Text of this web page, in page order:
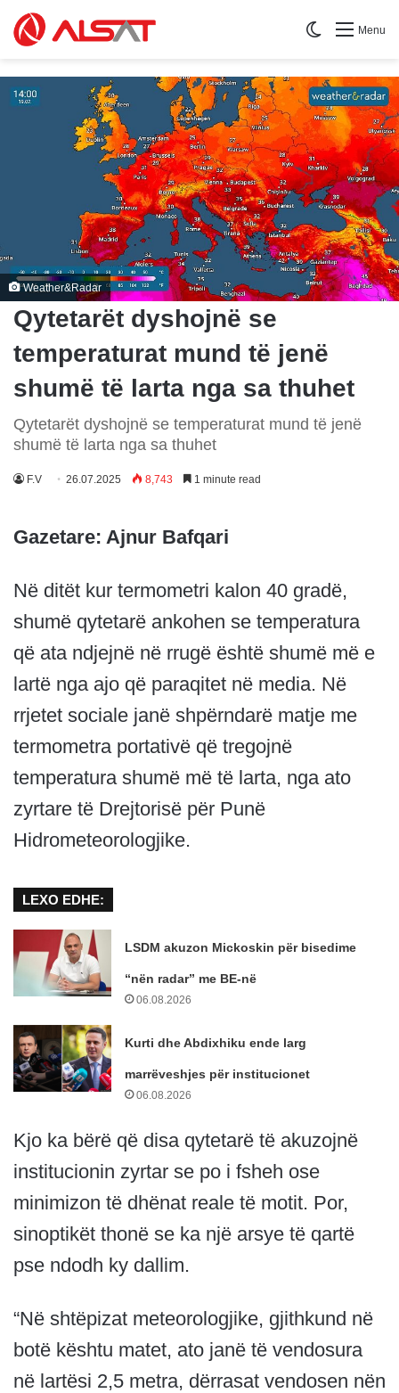
Menu
Switch skin
Weather&Radar
Qytetarët dyshojnë se
temperaturat mund të jenë
shumë të larta nga sa thuhet
Qytetarët dyshojnë se temperaturat mund të jenë
shumë të larta nga sa thuhet
F.V 26.07.2025 8,743 1 minute read
Gazetare: Ajnur Bafqari
Në ditët kur termometri kalon 40 gradë,
shumë qytetarë ankohen se temperatura
që ata ndjejnë në rrugë është shumë më e
lartë nga ajo që paraqitet në media. Në
rrjetet sociale janë shpërndarë matje me
termometra portativë që tregojnë
temperatura shumë më të larta, nga ato
zyrtare të Drejtorisë për Punë
Hidrometeorologjike.
LEXO EDHE:
LSDM akuzon Mickoskin për bisedime
“nën radar” me BE-në
06.08.2026
Kurti dhe Abdixhiku ende larg
marrëveshjes për institucionet
06.08.2026
Kjo ka bërë që disa qytetarë të akuzojnë
institucionin zyrtar se po i fsheh ose
minimizon të dhënat reale të motit. Por,
sinoptikët thonë se ka një arsye të qartë
pse ndodh ky dallim.
“Në shtëpizat meteorologjike, gjithkund në
botë kështu matet, ato janë të vendosura
në lartësi 2,5 metra, dërrasat vendosen nën